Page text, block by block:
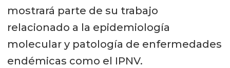
mostrará parte de su trabajo
relacionado a la epidemiología
molecular y patología de enfermedades
endémicas como el IPNV.